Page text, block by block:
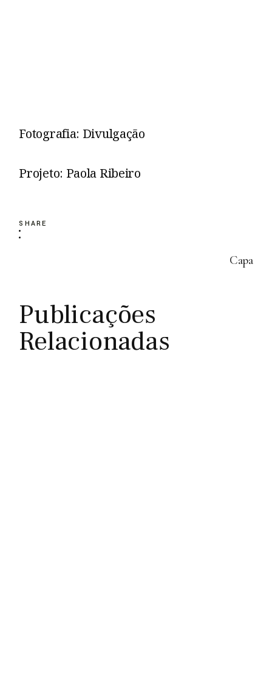
Fotografia: Divulgação
Projeto: Paola Ribeiro
SHARE
Capa
Publicações
Relacionadas